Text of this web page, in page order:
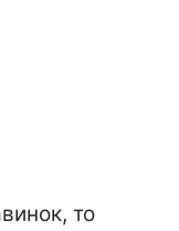
то